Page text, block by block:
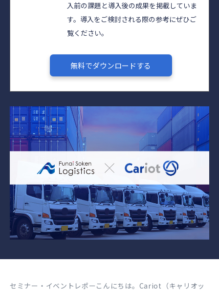
入前の課題と導入後の成果を掲載していま
す。導入をご検討される際の参考にぜひご
覧ください。​​
無料でダウンロードする
セミナー・イベントレポーこんにちは。Cariot（キャリオッ